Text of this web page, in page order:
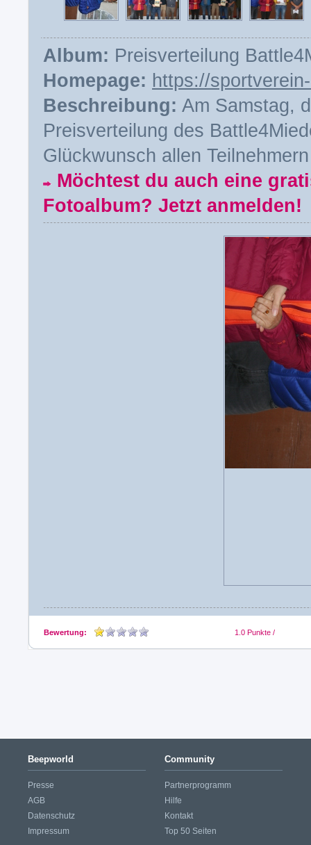
Album: Preisverteilung
Homepage: https://
Beschreibung: Am Samstag,
Preisverteilung des
Glückwunsch allen
Möchtest du auch eine
Fotoalbum? Jetzt anmelden!
Bewertung: 1.0 Punkte /
Beepworld
Presse
AGB
Datenschutz
Impressum
Community
Partnerprogramm
Hilfe
Kontakt
Top 50 Seiten